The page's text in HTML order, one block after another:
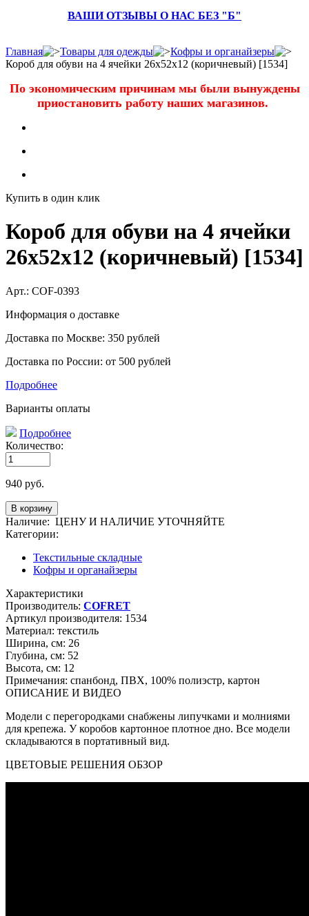
ВАШИ ОТЗЫВЫ О НАС БЕЗ "Б"
Главная Товары для одежды
Кофры и органайзеры
Короб для обуви на 4 ячейки 26х52х12 (коричневый) [1534]
По экономическим причинам мы были вынуждены
приостановить работу наших магазинов.
Купить в один клик
Короб для обуви на 4 ячейки
26х52х12 (коричневый) [1534]
Арт.: COF-0393
Информация о доставке
Доставка по Москве: 350 рублей
Доставка по России: от 500 рублей
Подробнее
Варианты оплаты
Подробнее
Количество:
940 руб.
Наличие: ЦЕНУ И НАЛИЧИЕ УТОЧНЯЙТЕ
Категории:
Текстильные складные
Кофры и органайзеры
Характеристики
Производитель: COFRET
Артикул производителя: 1534
Материал: текстиль
Ширина, см: 26
Глубина, см: 52
Высота, см: 12
Примечания: спанбонд, ПВХ, 100% полиэстр, картон
ОПИСАНИЕ И ВИДЕО
Модели с перегородками снабжены липучками и молниями
для крепежа. У коробов картонное плотное дно. Все модели
складываются в портативный вид.
ЦВЕТОВЫЕ РЕШЕНИЯ ОБЗОР